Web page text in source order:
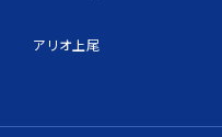
アリオ上尾